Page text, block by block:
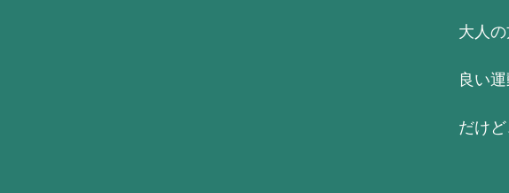
大人
良い
だけ